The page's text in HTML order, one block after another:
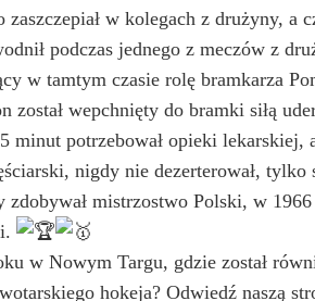
w kolegach z drużyny,
podczas jednego z meczów z
w tamtym czasie rolę bramkarza
został wepchnięty do bramki siłą
minut potrzebował opieki
nigdy nie dezerterował,
zdobywał mistrzostwo Polski, w
w Nowym Targu, gdzie został
hokeja? Odwiedź naszą